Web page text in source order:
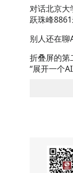
对话北京大
跃珠峰
别人还在聊
折叠屏的第
“展开一个